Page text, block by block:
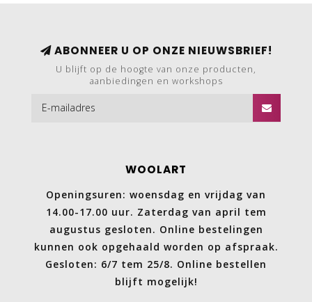
ABONNEER U OP ONZE NIEUWSBRIEF!
U blijft op de hoogte van onze producten,
aanbiedingen en workshops
WOOLART
Openingsuren: woensdag en vrijdag van
14.00-17.00 uur. Zaterdag van april tem
augustus gesloten. Online bestelingen
kunnen ook opgehaald worden op afspraak.
Gesloten: 6/7 tem 25/8. Online bestellen
blijft mogelijk!